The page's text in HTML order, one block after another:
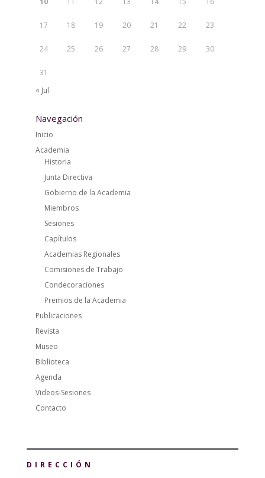
17 18 19 20 21 22 23
24 25 26 27 28 29 30
31
« Jul
Navegación
Inicio
Academia
Historia
Junta Directiva
Gobierno de la Academia
Miembros
Sesiones
Capítulos
Academias Regionales
Comisiones de Trabajo
Condecoraciones
Premios de la Academia
Publicaciones
Revista
Museo
Biblioteca
Agenda
Videos-Sesiones
Contacto
DIRECCIÓN